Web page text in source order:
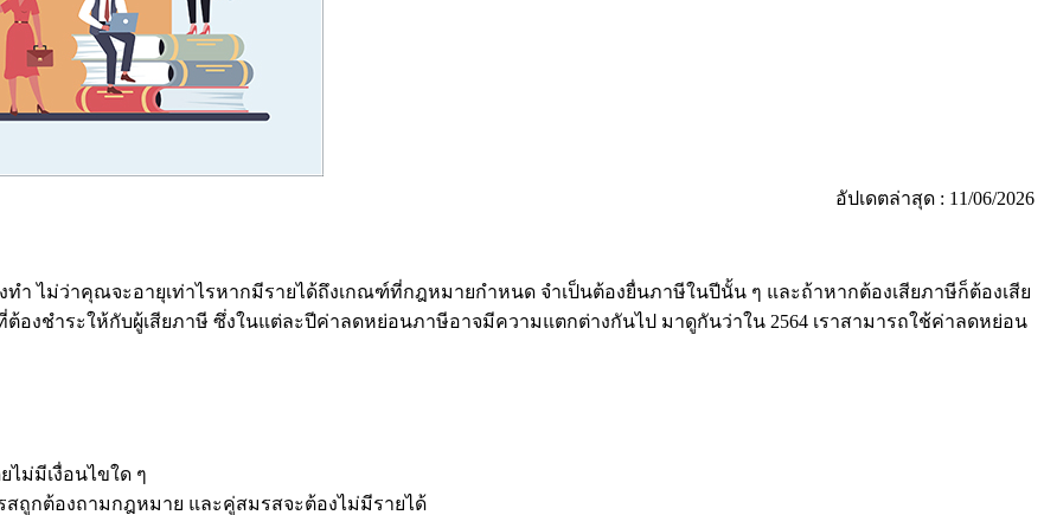
อัปเดตล่าสุด : 11/06/2026
ไม่ว่าคุณจะอายุเท่าไรหากมีรายได้ถึงเกณฑ์ที่กฎหมายกำหนด จำเป็นต้องยื่นภาษีในปีนั้น ๆ และถ้าหากต้องเสียภาษีก็ต้องเสีย
องชำระให้กับผู้เสียภาษี ซึ่งในแต่ละปีค่าลดหย่อนภาษีอาจมีความแตกต่างกันไป มาดูกันว่าใน 2564 เราสามารถใช้ค่าลดหย่อน
ม่มีเงื่อนไขใด ๆ
กต้องถามกฎหมาย และคู่สมรสจะต้องไม่มีรายได้